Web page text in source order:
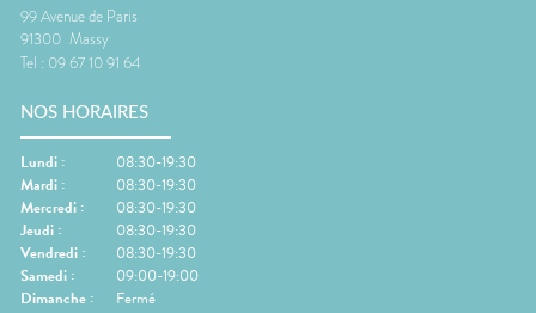
99 Avenue de Paris
91300 Massy
Tel : 09 67 10 91 64
NOS HORAIRES
Lundi :
08:30-19:30
Mardi :
08:30-19:30
Mercredi :
08:30-19:30
Jeudi :
08:30-19:30
Vendredi :
08:30-19:30
Samedi :
09:00-19:00
Dimanche : Fermé